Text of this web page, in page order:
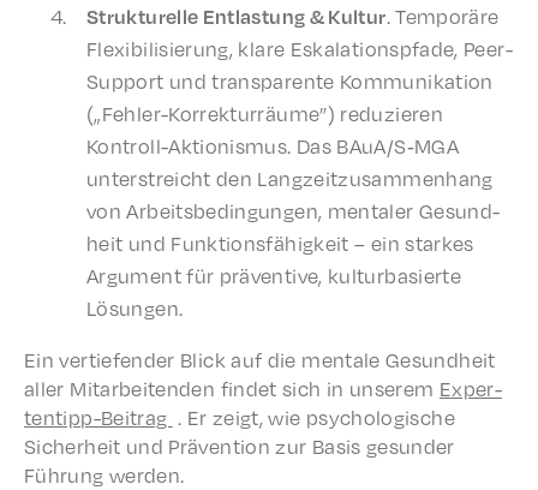
Struk­turelle Entlas­tung & Kultur. Temporäre
Flex­i­bil­isierung, klare Eskala­tion­sp­fade, Peer-
Support und trans­par­ente Kommu­nika­tion
(„Fehler-Korrek­tur­räume”) reduzieren
Kontroll-Aktion­is­mus. Das BAuA/S‑MGA
unter­stre­icht den Langzeitzusam­men­hang
von Arbeits­be­din­gun­gen, mentaler Gesund­
heit und Funk­tions­fähigkeit – ein starkes
Argu­ment für präven­tive, kultur­basierte
Lösungen.
Ein vertiefend­er Blick auf die mentale Gesund­heit
aller Mitar­bei­t­en­den find­et sich in unserem Exper­
ten­tipp-Beitrag . Er zeigt, wie psychol­o­gis­che
Sicher­heit und Präven­tion zur Basis gesun­der
Führung werden.